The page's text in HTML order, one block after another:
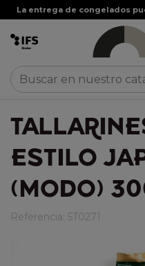
La entrega de congelados
ESTILO
(MODO)
Referencia: 5T0271